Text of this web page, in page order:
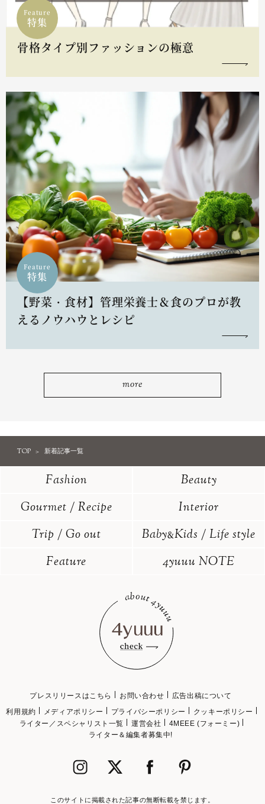
Feature
特集
骨格タイプ別ファッションの極意
Feature
特集
【野菜・食材】管理栄養士＆食のプロが教
えるノウハウとレシピ
more
TOP 新着記事一覧
Fashion
Beauty
Gourmet / Recipe
Interior
Trip / Go out
Baby&Kids / Life style
Feature
4yuuu NOTE
プレスリリースはこちら お問い合わせ
広告出稿について
利用規約
メディアポリシー プライバシーポリシー
クッキーポリシー
ライター／スペシャリスト一覧
運営会社
4MEEE (フォーミー)
ライター＆編集者募集中!
このサイトに掲載された記事の無断転載を禁じます。